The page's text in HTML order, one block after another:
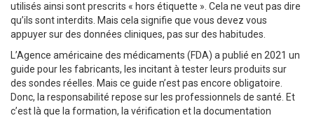
utilisés ainsi sont prescrits « hors étiquette ». Cela ne veut pas dire
qu’ils sont interdits. Mais cela signifie que vous devez vous
appuyer sur des données cliniques, pas sur des habitudes.
L’Agence américaine des médicaments (FDA) a publié en 2021 un
guide pour les fabricants, les incitant à tester leurs produits sur
des sondes réelles. Mais ce guide n’est pas encore obligatoire.
Donc, la responsabilité repose sur les professionnels de santé. Et
c’est là que la formation, la vérification et la documentation